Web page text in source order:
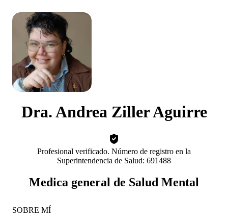
Dra. Andrea Ziller Aguirre
Profesional verificado. Número de registro en la
Superintendencia de Salud: 691488
Medica general de Salud Mental
SOBRE MÍ